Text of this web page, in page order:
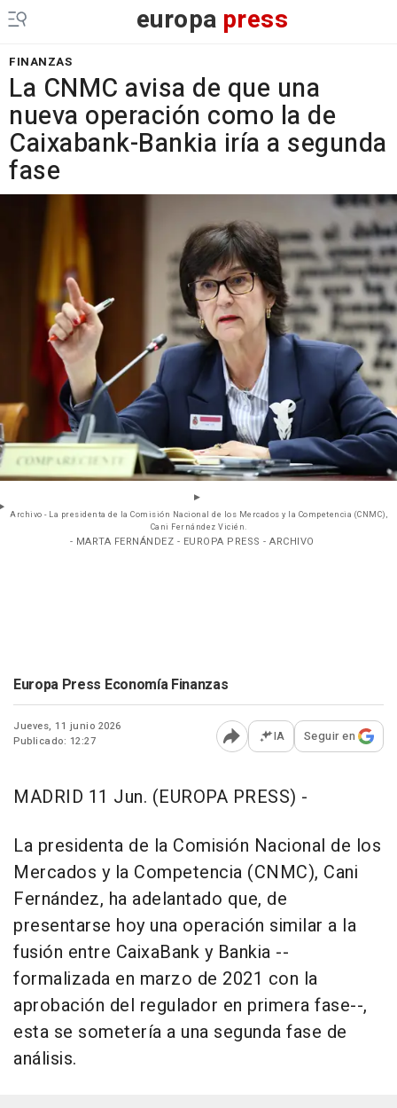
europa press
FINANZAS
La CNMC avisa de que una
nueva operación como la de
Caixabank-Bankia iría a segunda
fase
Archivo - La presidenta de la Comisión Nacional de los Mercados y la Competencia (CNMC),
Cani Fernández Vicién.
- MARTA FERNÁNDEZ - EUROPA PRESS - ARCHIVO
Europa Press Economía Finanzas
Jueves, 11 junio 2026
Publicado: 12:27
Abrir opciones para
IA Seguir en
MADRID 11 Jun. (EUROPA PRESS) -
La presidenta de la Comisión Nacional de los
Mercados y la Competencia (CNMC), Cani
Fernández, ha adelantado que, de
presentarse hoy una operación similar a la
fusión entre CaixaBank y Bankia --
formalizada en marzo de 2021 con la
aprobación del regulador en primera fase--,
esta se sometería a una segunda fase de
análisis.